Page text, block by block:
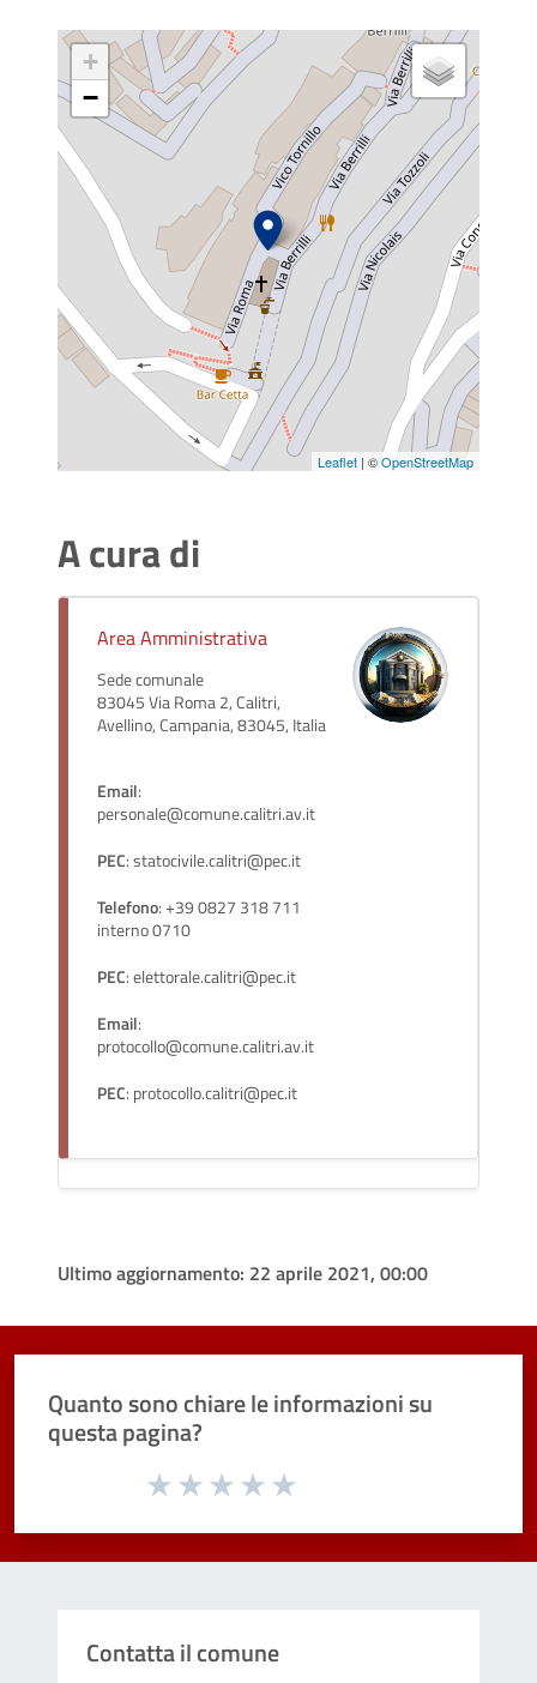
+
−
Leaflet | ©OpenStreetMap
A cura di
Area Amministrativa
Sede comunale
83045 Via Roma 2, Calitri,
Avellino, Campania, 83045, Italia
Email:
personale@comune.calitri.av.it
PEC: statocivile.calitri@pec.it
Telefono: +39 0827 318 711
interno 0710
PEC: elettorale.calitri@pec.it
Email:
protocollo@comune.calitri.av.it
PEC: protocollo.calitri@pec.it
Ultimo aggiornamento: 22 aprile 2021, 00:00
Quanto sono chiare le informazioni su
questa pagina?
Valuta da 1 a 5 stelle la pagina
Contatta il comune